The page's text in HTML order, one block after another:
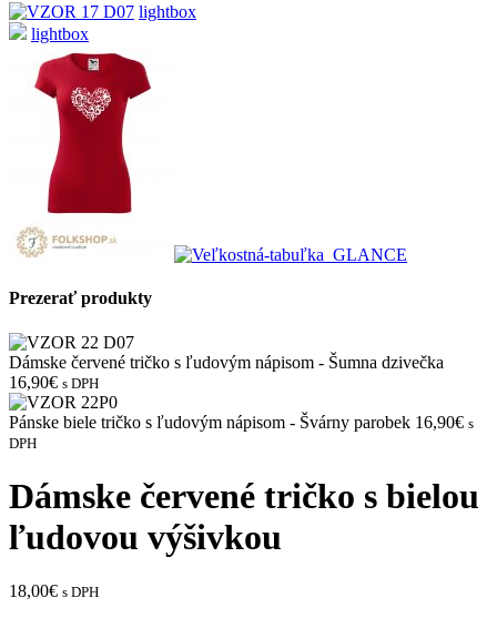
lightbox
lightbox
Prezerať produkty
Dámske červené tričko s ľudovým nápisom - Šumna dzivečka
16,90€ s DPH
Pánske biele tričko s ľudovým nápisom - Švárny parobek 16,90€ s
DPH
Dámske červené tričko s bielou
ľudovou výšivkou
18,00€ s DPH